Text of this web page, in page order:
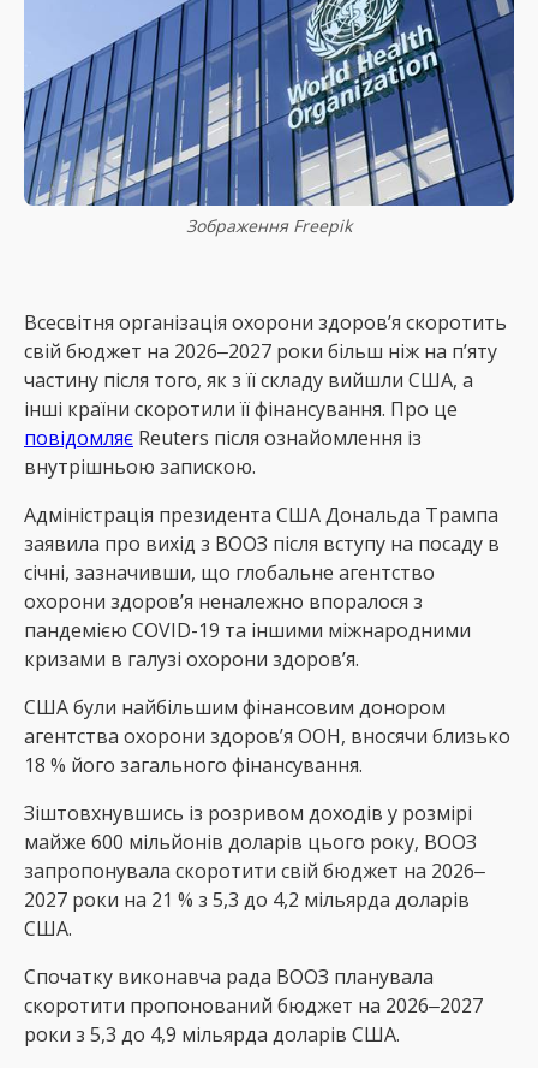
Зображення Freepik
Всесвітня організація охорони здоров’я скоротить
свій бюджет на 2026‒2027 роки більш ніж на п’яту
частину після того, як з її складу вийшли США, а
інші країни скоротили її фінансування. Про це
повідомляє Reuters після ознайомлення із
внутрішньою запискою.
Адміністрація президента США Дональда Трампа
заявила про вихід з ВООЗ після вступу на посаду в
січні, зазначивши, що глобальне агентство
охорони здоров’я неналежно впоралося з
пандемією COVID-19 та іншими міжнародними
кризами в галузі охорони здоров’я.
США були найбільшим фінансовим донором
агентства охорони здоров’я ООН, вносячи близько
18 % його загального фінансування.
Зіштовхнувшись із розривом доходів у розмірі
майже 600 мільйонів доларів цього року, ВООЗ
запропонувала скоротити свій бюджет на 2026‒
2027 роки на 21 % з 5,3 до 4,2 мільярда доларів
США.
Спочатку виконавча рада ВООЗ планувала
скоротити пропонований бюджет на 2026‒2027
роки з 5,3 до 4,9 мільярда доларів США.